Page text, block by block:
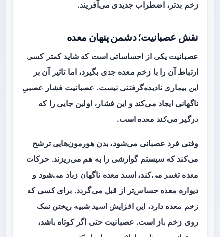
زخم بدتر، اضطراب جدیدی می‌آفریند.
نقش عصبانیت؛ دشمن پنهان معده
عصبانیت یکی از احساساتی است که شاید کمتر کسی
ارتباط آن را با زخم معده جدی بگیرد، اما تاثیر آن بر
این بیماری نادیده‌گرفتنی نیست. عصبانیت فشار عصبیِ
ناگهانی ایجاد می‌کند و این فشار، اولین جایی را که
درگیر می‌کند معده است.
وقتی فرد عصبانی می‌شود، بدن هورمون‌هایی ترشح
می‌کند که سیستم گوارشی را به هم می‌ریزند. حرکات
معده تغییر می‌کند، اسید معده ناگهان زیاد می‌شود و
دیواره معده حساس‌تر از قبل می‌گردد. برای کسی که
زخم معده دارد، این افزایش اسید شبیه ریختن نمک
روی زخم باز است. عصبانیت حتی اگر کوتاه باشد،